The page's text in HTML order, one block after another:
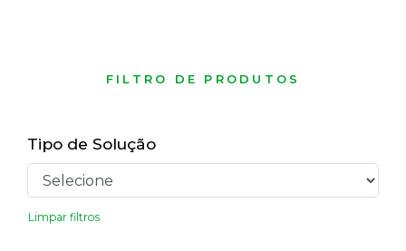
FILTRO DE PRODUTOS
Tipo de Solução
Limpar filtros